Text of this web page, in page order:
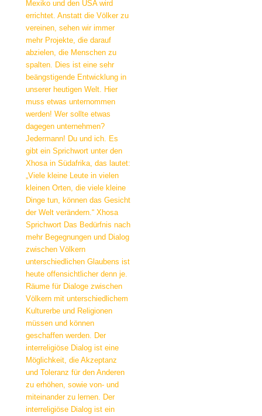
Mexiko und den USA wird
errichtet. Anstatt die Völker zu
vereinen, sehen wir immer
mehr Projekte, die darauf
abzielen, die Menschen zu
spalten. Dies ist eine sehr
beängstigende Entwicklung in
unserer heutigen Welt. Hier
muss etwas unternommen
werden! Wer sollte etwas
dagegen unternehmen?
Jedermann! Du und ich. Es
gibt ein Sprichwort unter den
Xhosa in Südafrika, das lautet:
„Viele kleine Leute in vielen
kleinen Orten, die viele kleine
Dinge tun, können das Gesicht
der Welt verändern.“ Xhosa
Sprichwort Das Bedürfnis nach
mehr Begegnungen und Dialog
zwischen Völkern
unterschiedlichen Glaubens ist
heute offensichtlicher denn je.
Räume für Dialoge zwischen
Völkern mit unterschiedlichem
Kulturerbe und Religionen
müssen und können
geschaffen werden. Der
interreligiöse Dialog ist eine
Möglichkeit, die Akzeptanz
und Toleranz für den Anderen
zu erhöhen, sowie von- und
miteinander zu lernen. Der
interreligiöse Dialog ist ein